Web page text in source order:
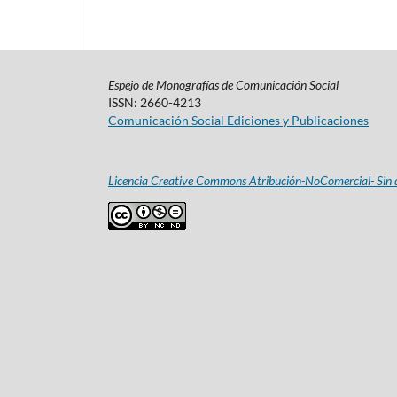
Espejo de Monografías de Comunicación Social
ISSN: 2660-4213
Comunicación Social Ediciones y Publicaciones
Licencia Creative Commons Atribución-NoComercial-